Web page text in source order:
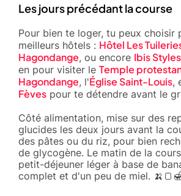
Les jours précédant la course
Pour bien te loger, tu peux choisir
meilleurs hôtels : Hôtel Les
Hagondange, ou encore Ibis
en pour visiter le Temple
Hagondange, l'Église Saint-Louis,
Fèves pour te détendre avant le
Côté alimentation, mise sur des
glucides les deux jours avant la
des pâtes ou du riz, pour bien
de glycogène. Le matin de la
petit-déjeuner léger à base de
complet et d'un peu de miel. 🍌🍞🍯